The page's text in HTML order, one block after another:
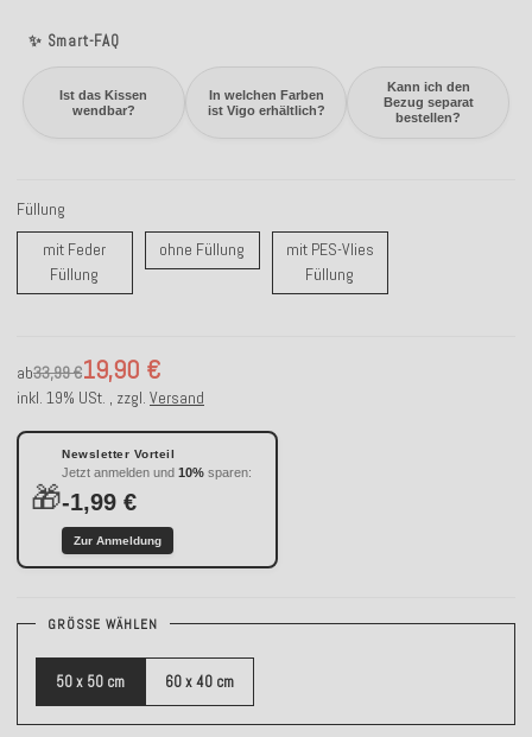
✨ Smart-FAQ
Ist das Kissen
wendbar?
In welchen Farben
ist Vigo erhältlich?
Kann ich den
Bezug separat
bestellen?
Füllung
mit Feder
Füllung mit Feder Füllung
ohne Füllung ohne Füllung
mit PES-Vlies
Füllung
ab 19,90 €
33,99 €
inkl. 19% USt. , zzgl. Versand
🎁
Newsletter Vorteil
Jetzt anmelden und 10% sparen:
-1,99 €
Zur Anmeldung
GRÖSSE WÄHLEN
50 x 50 cm 60 x 40 cm